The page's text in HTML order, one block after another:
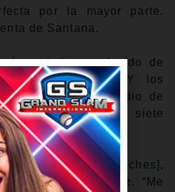
por la mayor parte.
de Santana.
ha estado en el oído de
del certamen. Y los
de debatir: promedio de
siete
en dos juegos.
nosotros [los coaches],
aseguró Arráez. “Me